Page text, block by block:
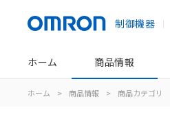
制御機器
ホーム 商品情報
ホーム > 商品情報 > 商品カテゴリ